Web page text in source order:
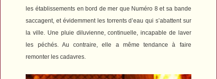
les établissements en bord de mer que Numéro 8 et sa bande
saccagent, et évidemment les torrents d’eau qui s’abattent sur
la ville. Une pluie diluvienne, continuelle, incapable de laver
les péchés. Au contraire, elle a même tendance à faire
remonter les cadavres.